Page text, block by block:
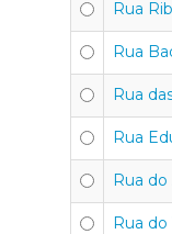
Rua
Rua
Rua
Rua
Rua do
Rua do